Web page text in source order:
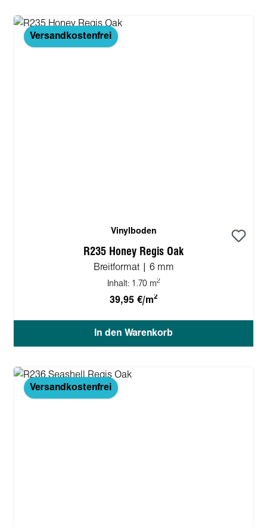
Versandkostenfrei
Vinylboden
R235 Honey Regis Oak
Breitformat | 6 mm
Inhalt: 1.70 m2
39,95 €/m2
In den Warenkorb
Versandkostenfrei